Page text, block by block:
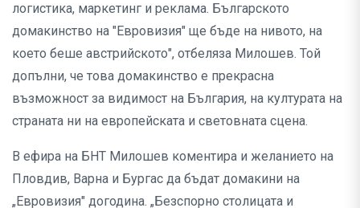
логистика, маркетинг и реклама. Българското
домакинство на "Евровизия" ще бъде на нивото, на
което беше австрийското", отбеляза Милошев. Той
допълни, че това домакинство е прекрасна
възможност за видимост на България, на културата на
страната ни на европейската и световната сцена.
В ефира на БНТ Милошев коментира и желанието на
Пловдив, Варна и Бургас да бъдат домакини на
„Евровизия" догодина. „Безспорно столицата и